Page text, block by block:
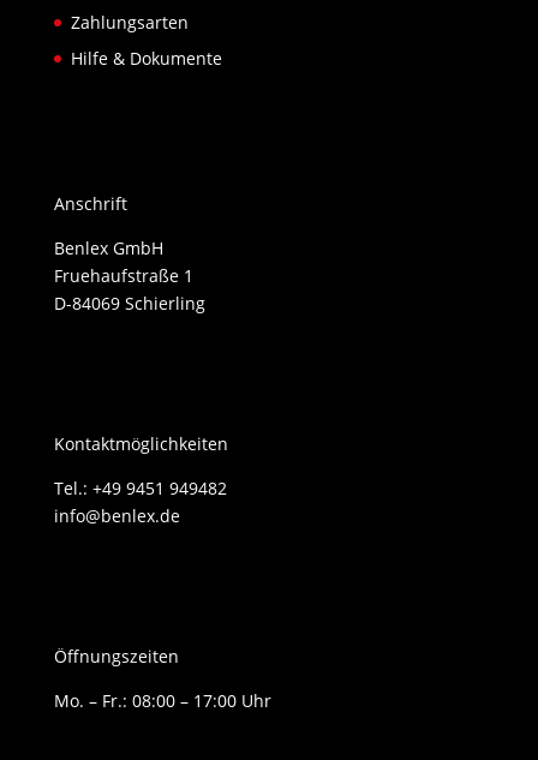
Zahlungsarten
Hilfe & Dokumente
Anschrift
Benlex GmbH
Fruehaufstraße 1
D-84069 Schierling
Kontaktmöglichkeiten
Tel.: +49 9451 949482
info@benlex.de
Öffnungszeiten
Mo. – Fr.: 08:00 – 17:00 Uhr